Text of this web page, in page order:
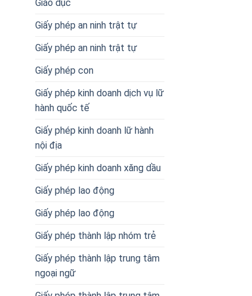
Giáo dục
Giấy phép an ninh trật tự
Giấy phép an ninh trật tự
Giấy phép con
Giấy phép kinh doanh dịch vụ lữ
hành quốc tế
Giấy phép kinh doanh lữ hành
nội địa
Giấy phép kinh doanh xăng dầu
Giấy phép lao động
Giấy phép lao động
Giấy phép thành lập nhóm trẻ
Giấy phép thành lập trung tâm
ngoại ngữ